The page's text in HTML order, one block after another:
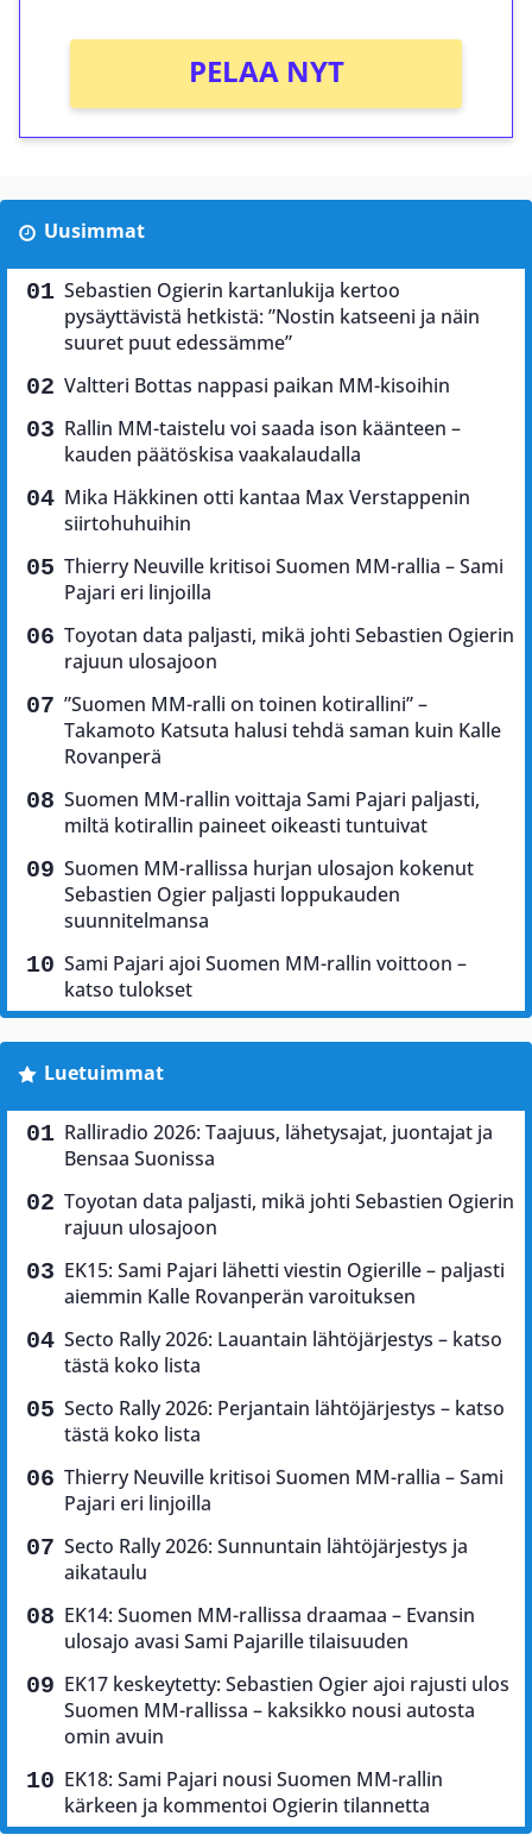
PELAA NYT
Uusimmat
Sebastien Ogierin kartanlukija kertoo
pysäyttävistä hetkistä: ”Nostin katseeni ja näin
suuret puut edessämme”
Valtteri Bottas nappasi paikan MM-kisoihin
Rallin MM-taistelu voi saada ison käänteen –
kauden päätöskisa vaakalaudalla
Mika Häkkinen otti kantaa Max Verstappenin
siirtohuhuihin
Thierry Neuville kritisoi Suomen MM-rallia – Sami
Pajari eri linjoilla
Toyotan data paljasti, mikä johti Sebastien Ogierin
rajuun ulosajoon
”Suomen MM-ralli on toinen kotirallini” –
Takamoto Katsuta halusi tehdä saman kuin Kalle
Rovanperä
Suomen MM-rallin voittaja Sami Pajari paljasti,
miltä kotirallin paineet oikeasti tuntuivat
Suomen MM-rallissa hurjan ulosajon kokenut
Sebastien Ogier paljasti loppukauden
suunnitelmansa
Sami Pajari ajoi Suomen MM-rallin voittoon –
katso tulokset
Luetuimmat
Ralliradio 2026: Taajuus, lähetysajat, juontajat ja
Bensaa Suonissa
Toyotan data paljasti, mikä johti Sebastien Ogierin
rajuun ulosajoon
EK15: Sami Pajari lähetti viestin Ogierille – paljasti
aiemmin Kalle Rovanperän varoituksen
Secto Rally 2026: Lauantain lähtöjärjestys – katso
tästä koko lista
Secto Rally 2026: Perjantain lähtöjärjestys – katso
tästä koko lista
Thierry Neuville kritisoi Suomen MM-rallia – Sami
Pajari eri linjoilla
Secto Rally 2026: Sunnuntain lähtöjärjestys ja
aikataulu
EK14: Suomen MM-rallissa draamaa – Evansin
ulosajo avasi Sami Pajarille tilaisuuden
EK17 keskeytetty: Sebastien Ogier ajoi rajusti ulos
Suomen MM-rallissa – kaksikko nousi autosta
omin avuin
EK18: Sami Pajari nousi Suomen MM-rallin
kärkeen ja kommentoi Ogierin tilannetta